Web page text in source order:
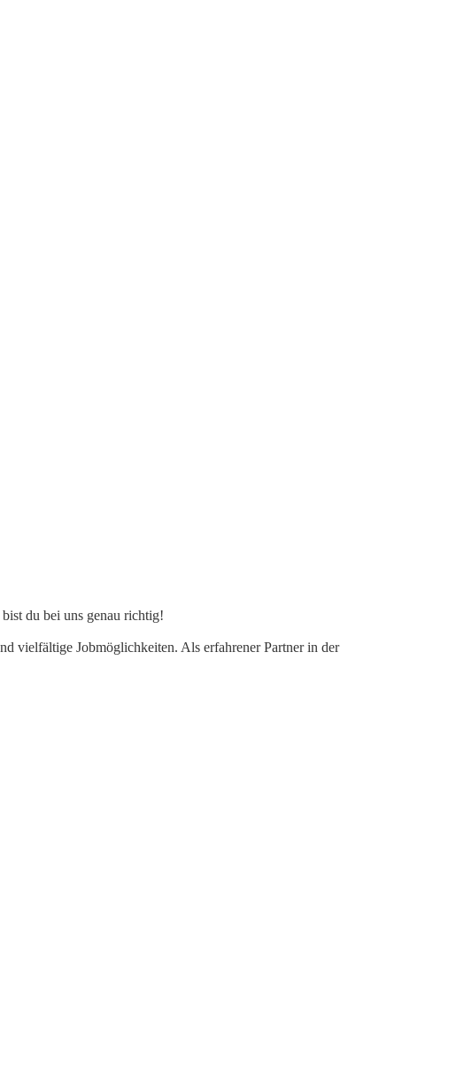
du bei uns genau richtig!
vielfältige Jobmöglichkeiten. Als erfahrener Partner in der